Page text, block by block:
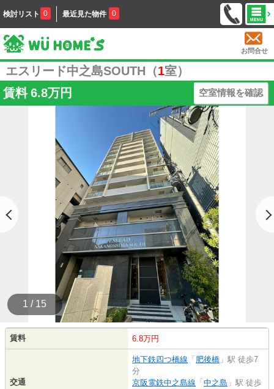
検討リスト 0 最近見た物件 0
お問合せ
エスリード中之島SOUTH（1室）
賃料 6.8万円 空室情報を確認
1 / 15
賃料 6.8万円
交通
地下鉄四つ橋線 「 肥後橋 」駅 徒歩7
分
京阪電鉄中之島線 「 中之島 」駅 徒歩